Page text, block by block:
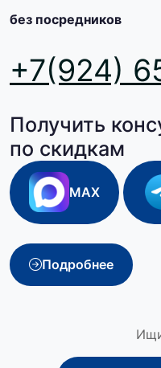
без посредников
+7(924)
Получить
по скидкам
MAX
Подробнее